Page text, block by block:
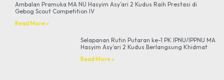
Ambalan Pramuka MA NU Hasyim Asy’ari 2 Kudus Raih Prestasi di
Gebog Scout Competition IV
Read More »
Selapanan Rutin Putaran ke-1 PK IPNU/IPPNU MA
Hasyim Asy’ari 2 Kudus Berlangsung Khidmat
Read More »